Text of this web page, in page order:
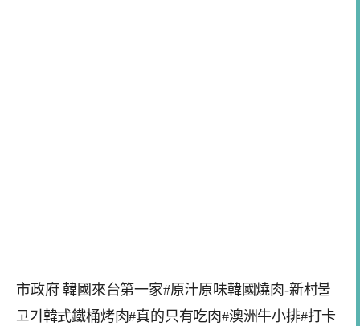
市政府 韓國來台第一家#原汁原味韓國燒肉-新村불
고기韓式鐵桶烤肉#真的只有吃肉#澳洲牛小排#打卡